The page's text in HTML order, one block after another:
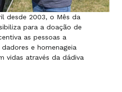
desde 2003, o Mês da
para a doação de
as pessoas a
e homenageia
vidas através da dádiva